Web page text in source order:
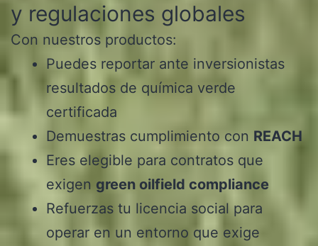
y regulaciones globales
Con nuestros productos:
Puedes reportar ante inversionistas
resultados de química verde
certificada
Demuestras cumplimiento con REACH
Eres elegible para contratos que
exigen green oilfield compliance
Refuerzas tu licencia social para
operar en un entorno que exige